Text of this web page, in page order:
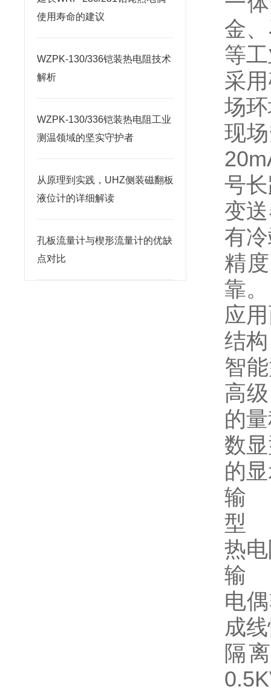
使用寿命的建议
WZPK-130/336铠装热电阻技术
解析
WZPK-130/336铠装热电阻工业
测温领域的坚实守护者
从原理到实践，UHZ侧装磁翻板
液位计的详细解读
孔板流量计与楔形流量计的优缺
点对比
金
等
采
场
现
号
变
有
精
靠。
应
结
智
高
的
数
的
输
型
热
输
电
成
隔